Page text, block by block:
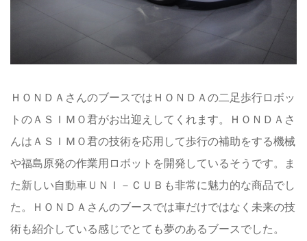
ＨＯＮＤＡさんのブースではＨＯＮＤＡの二足歩行ロボッ
トのＡＳＩＭＯ君がお出迎えしてくれます。ＨＯＮＤＡさ
んはＡＳＩＭＯ君の技術を応用して歩行の補助をする機械
や福島原発の作業用ロボットを開発しているそうです。ま
た新しい自動車ＵＮＩ－ＣＵＢも非常に魅力的な商品でし
た。ＨＯＮＤＡさんのブースでは車だけではなく未来の技
術も紹介している感じでとても夢のあるブースでした。